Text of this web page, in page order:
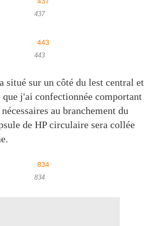
437
443
situé sur un côté du lest central et
que j'ai confectionnée comportant
au branchement du
de HP circulaire sera collée
834